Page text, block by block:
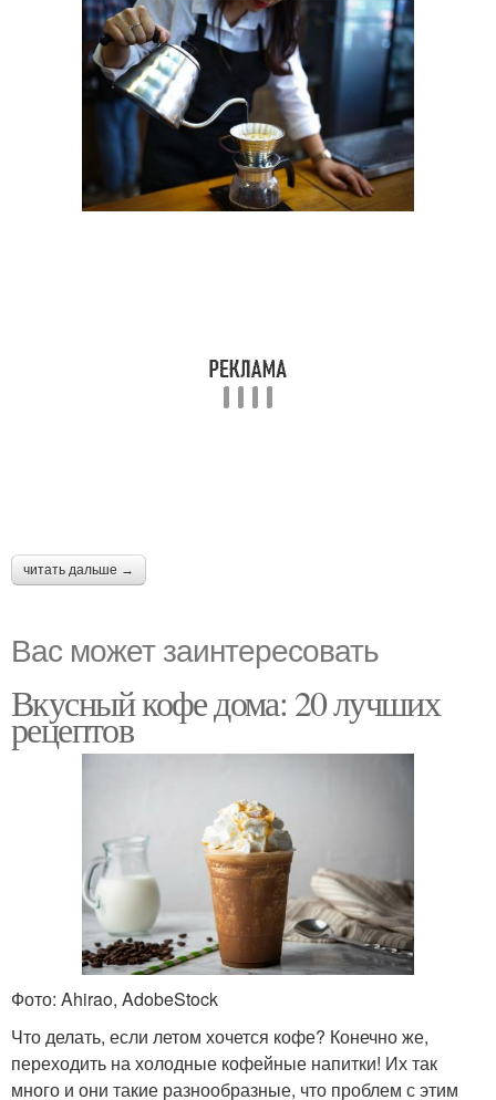
читать дальше →
Вас может заинтересовать
Вкусный кофе дома: 20 лучших
рецептов
Фото: Ahirao, AdobeStock
Что делать, если летом хочется кофе? Конечно же,
переходить на холодные кофейные напитки! Их так
много и они такие разнообразные, что проблем с этим